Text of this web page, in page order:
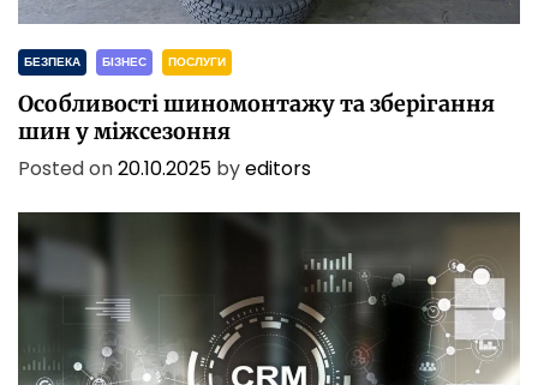
БЕЗПЕКА БІЗНЕС ПОСЛУГИ
Особливості шиномонтажу та зберігання
шин у міжсезоння
Posted on20.10.2025 byeditors